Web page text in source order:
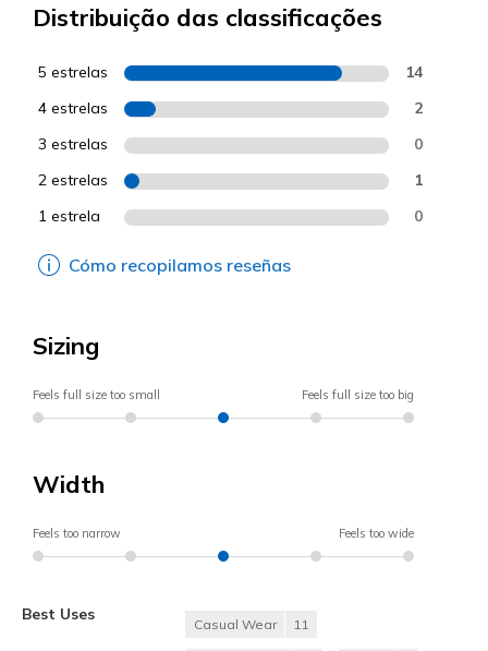
Distribuição das classificações
5 estrelas 14
4 estrelas 2
3 estrelas 0
2 estrelas 1
1 estrela 0
Cómo recopilamos reseñas
Sizing
Feels full size too small Feels full size too big
Width
Feels too narrow Feels too wide
Best Uses
Casual Wear 11